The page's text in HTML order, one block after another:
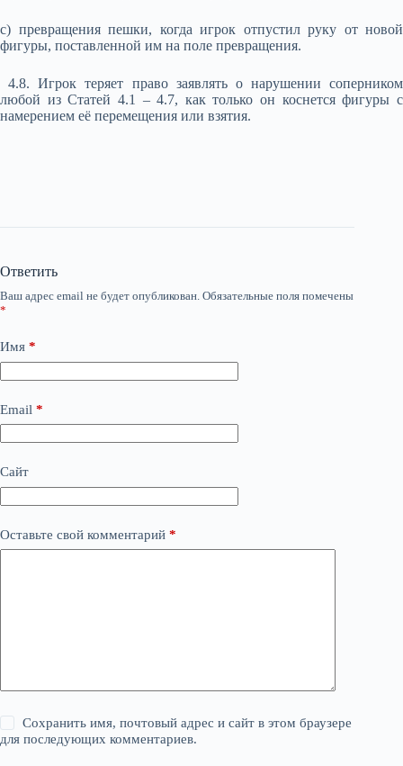
с) превращения пешки, когда игрок отпустил руку от новой
фигуры, поставленной им на поле превращения.
4.8. Игрок теряет право заявлять о нарушении соперником
любой из Статей 4.1 – 4.7, как только он коснется фигуры с
намерением её перемещения или взятия.
Ответить
Ваш адрес email не будет опубликован. Обязательные поля помечены
*
Имя *
Email *
Сайт
Оставьте свой комментарий *
Сохранить имя, почтовый адрес и сайт в этом браузере
для последующих комментариев.